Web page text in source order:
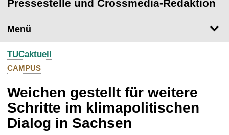
m
H
i
e
a
u
f
r
u
f
e
n
Pressestelle und Crossmedia-Redaktion
Menü
TUCaktuell
CAMPUS
Weichen gestellt für weitere
Schritte im klimapolitischen
Dialog in Sachsen